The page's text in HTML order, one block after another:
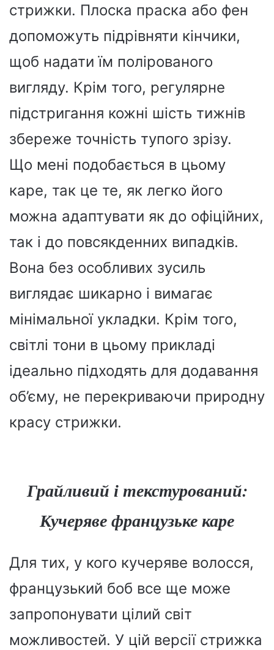
стрижки. Плоска праска або фен
допоможуть підрівняти кінчики,
щоб надати їм полірованого
вигляду. Крім того, регулярне
підстригання кожні шість тижнів
збереже точність тупого зрізу.
Що мені подобається в цьому
каре, так це те, як легко його
можна адаптувати як до офіційних,
так і до повсякденних випадків.
Вона без особливих зусиль
виглядає шикарно і вимагає
мінімальної укладки. Крім того,
світлі тони в цьому прикладі
ідеально підходять для додавання
об’єму, не перекриваючи природну
красу стрижки.
Грайливий і текстурований:
Кучеряве французьке каре
Для тих, у кого кучеряве волосся,
французький боб все ще може
запропонувати цілий світ
можливостей. У цій версії стрижка